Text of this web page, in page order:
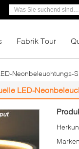
Fabrik Tour
Neonbeleuchtungs-
LED-